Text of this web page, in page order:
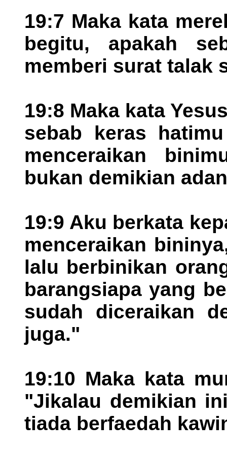
19:7 Maka kata
begitu, apakah
memberi surat talak
19:8 Maka kata
sebab keras
menceraikan
bukan demikian
19:9 Aku berkata
menceraikan
lalu berbinikan
barangsiapa yang
sudah diceraikan
juga."
19:10 Maka kata
"Jikalau demikian
tiada berfaedah